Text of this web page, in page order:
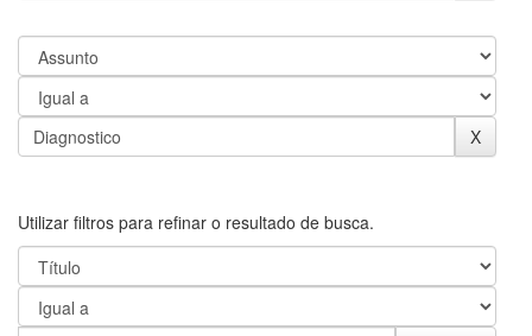
Utilizar filtros para refinar o resultado de busca.